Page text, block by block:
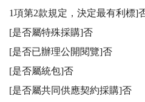
1項第2款規定，決定最有利標]
[是否屬特殊採購]否
[是否已辦理公開閱覽]否
[是否屬統包]否
[是否屬共同供應契約採購]否